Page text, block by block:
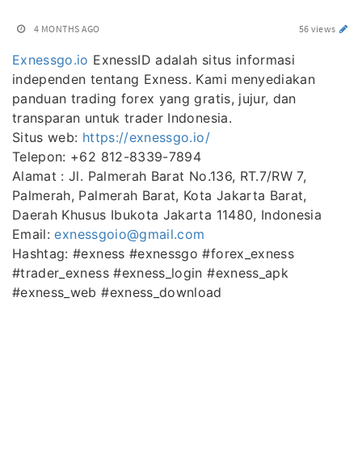
4 MONTHS AGO 56 views
Exnessgo.io ExnessID adalah situs informasi
independen tentang Exness. Kami menyediakan
panduan trading forex yang gratis, jujur, dan
transparan untuk trader Indonesia.
Situs web: https://exnessgo.io/
Telepon: +62 812-8339-7894
Alamat : Jl. Palmerah Barat No.136, RT.7/RW 7,
Palmerah, Palmerah Barat, Kota Jakarta Barat,
Daerah Khusus Ibukota Jakarta 11480, Indonesia
Email:exnessgoio@gmail.com
Hashtag: #exness #exnessgo #forex_exness
#trader_exness #exness_login #exness_apk
#exness_web #exness_download